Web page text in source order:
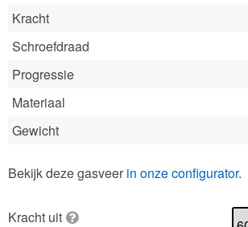
Kracht
Schroefdraad
Progressie
Materiaal
Gewicht
Bekijk deze gasveer in onze configurator.
Kracht uit